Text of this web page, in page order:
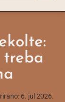
6. jul 2026.